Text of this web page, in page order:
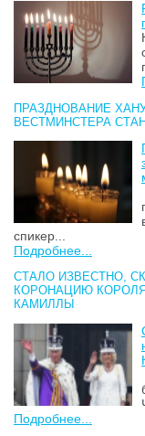
ПРАЗДНОВАНИЕ
ВЕСТМИНСТЕРА
спикер...
Подробнее...
СТАЛО ИЗВЕСТНО,
КОРОНАЦИЮ
КАМИЛЛЫ
Подробнее...